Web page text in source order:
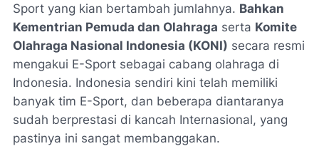
Sport yang kian bertambah jumlahnya. Bahkan
Kementrian Pemuda dan Olahraga serta Komite
Olahraga Nasional Indonesia (KONI) secara resmi
mengakui E-Sport sebagai cabang olahraga di
Indonesia. Indonesia sendiri kini telah memiliki
banyak tim E-Sport, dan beberapa diantaranya
sudah berprestasi di kancah Internasional, yang
pastinya ini sangat membanggakan.